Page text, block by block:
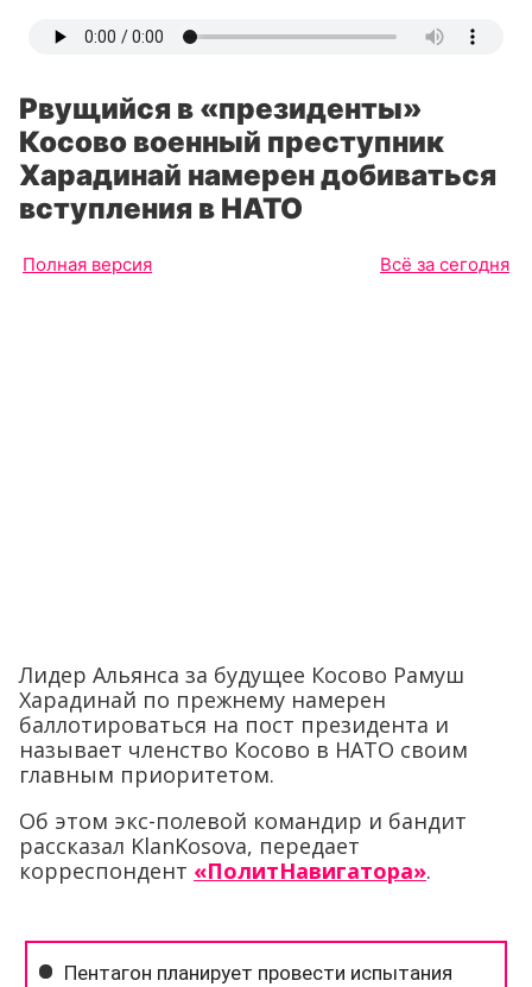
Рвущийся в «президенты»
Косово военный преступник
Харадинай намерен добиваться
вступления в НАТО
Полная версия Всё за сегодня
Лидер Альянса за будущее Косово Рамуш
Харадинай по прежнему намерен
баллотироваться на пост президента и
называет членство Косово в НАТО своим
главным приоритетом.
Об этом экс-полевой командир и бандит
рассказал KlanKosova, передает
корреспондент «ПолитНавигатора».